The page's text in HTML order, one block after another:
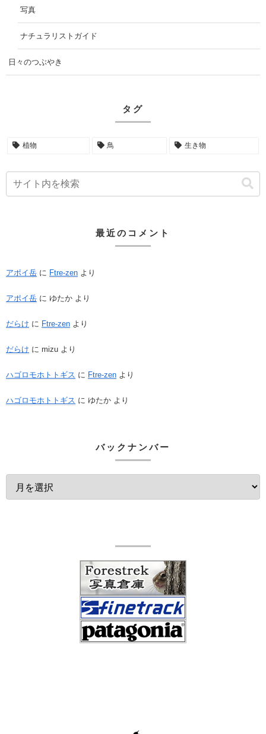
写真
ナチュラリストガイド
日々のつぶやき
タグ
植物 鳥 生き物
最近のコメント
アポイ岳 に Ftre-zen より
アポイ岳 に ゆたか より
だらけ に Ftre-zen より
だらけ に mizu より
ハゴロモホトトギス に Ftre-zen より
ハゴロモホトトギス に ゆたか より
バックナンバー